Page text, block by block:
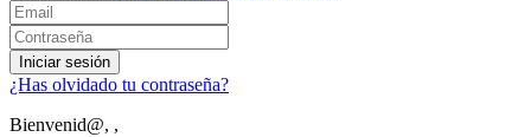
Iniciar sesión
¿Has olvidado tu contraseña?
Bienvenid@, ,